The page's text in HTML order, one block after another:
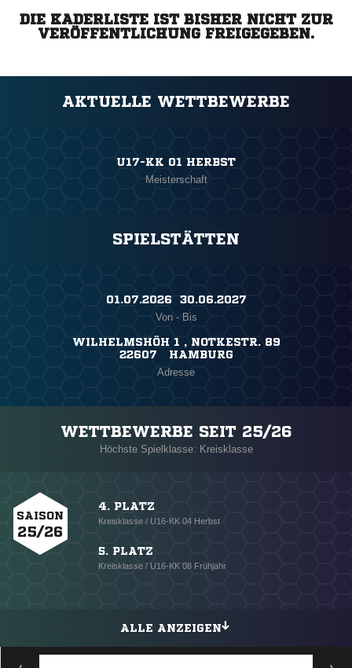
DIE KADERLISTE IST BISHER NICHT ZUR
VERÖFFENTLICHUNG FREIGEGEBEN.
AKTUELLE WETTBEWERBE
U17-KK 01 HERBST
Meisterschaft
SPIELSTÄTTEN
01.07.2026 ​ 30.06.2027
Von - Bis
WILHELMSHÖH 1 , NOTKESTR. 89
22607 HAMBURG
Adresse
WETTBEWERBE SEIT 25/26
Höchste Spielklasse: Kreisklasse
SAISON
25/26
4. PLATZ
Kreisklasse / U16-KK 04 Herbst
5. PLATZ
Kreisklasse / U16-KK 08 Frühjahr
ALLE ANZEIGEN